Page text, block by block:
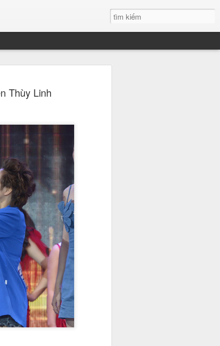
Thùy Linh
Sinh viên Việt
Nguyễn Thanh Xuân du học
Quốc tế RMIT đã chính thức
giá, trở thành tân Hoa khôi
Nam. Chiến thắng của cô
mà còn ở bản lĩnh và tư duy sắc
tại đêm Gala chung kết
ngoạn mục chính là bản lĩnh
thái tự tin và khả năng ngoại ngữ
thuyết trình song ngữ đầy
phòng, chống tác hại của thuốc